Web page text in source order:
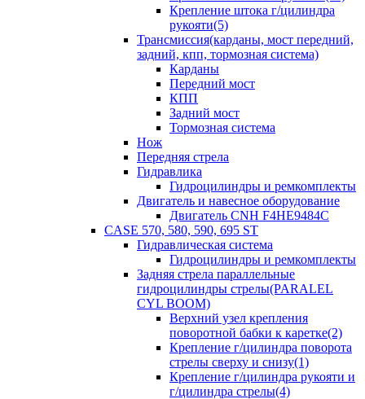
Крепление штока г/цилиндра
рукояти(5)
Трансмиссия(карданы, мост передний,
задний, кпп, тормозная система)
Карданы
Передний мост
КПП
Задний мост
Тормозная система
Нож
Передняя стрела
Гидравлика
Гидроцилиндры и ремкомплекты
Двигатель и навесное оборудование
Двигатель CNH F4HE9484C
CASE 570, 580, 590, 695 ST
Гидравлическая система
Гидроцилиндры и ремкомплекты
Задняя стрела параллельные
гидроцилиндры стрелы(PARALEL
CYL BOOM)
Верхний узел крепления
поворотной бабки к каретке(2)
Крепление г/цилиндра поворота
стрелы сверху и снизу(1)
Крепление г/цилиндра рукояти и
г/цилиндра стрелы(4)